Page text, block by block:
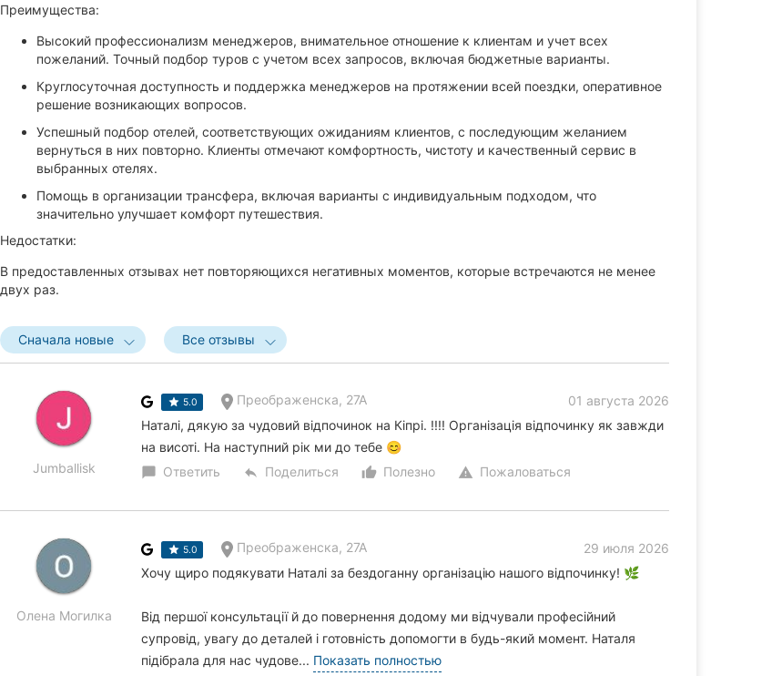
Преимущества:
Высокий профессионализм менеджеров, внимательное отношение к клиентам и учет всех
пожеланий. Точный подбор туров с учетом всех запросов, включая бюджетные варианты.
Круглосуточная доступность и поддержка менеджеров на протяжении всей поездки, оперативное
решение возникающих вопросов.
Успешный подбор отелей, соответствующих ожиданиям клиентов, с последующим желанием
вернуться в них повторно. Клиенты отмечают комфортность, чистоту и качественный сервис в
выбранных отелях.
Помощь в организации трансфера, включая варианты с индивидуальным подходом, что
значительно улучшает комфорт путешествия.
Недостатки:
В предоставленных отзывах нет повторяющихся негативных моментов, которые встречаются не менее
двух раз.
Сначала новые Все отзывы
Jumballisk
5.0 Преображенска, 27А
01 августа 2026
Наталі, дякую за чудовий відпочинок на Кіпрі. !!!! Організація відпочинку як завжди
на висоті. На наступний рік ми до тебе 😊
chat_bubble Ответить reply Поделиться thumb_up_alt
Полезно warning Пожаловаться
Олена Могилка
5.0 Преображенска, 27А
29 июля 2026
Хочу щиро подякувати Наталі за бездоганну організацію нашого відпочинку! 🌿
Від першої консультації й до повернення додому ми відчували професійний
супровід, увагу до деталей і готовність допомогти в будь-який момент. Наталя
підібрала для нас чудове... Показать полностью